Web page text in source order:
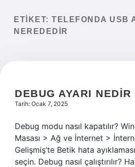
Yasal Uyarı
ETIKET: TELEFONDA USB
NEREDEDIR
DEBUG AYARI NEDIR
Tarih: Ocak 7, 2025
Debug modu nasıl kapatılır?
Masası > Ağ ve İnternet >
Gelişmiş’te Betik hata
seçin. Debug nasıl çalıştırılır?